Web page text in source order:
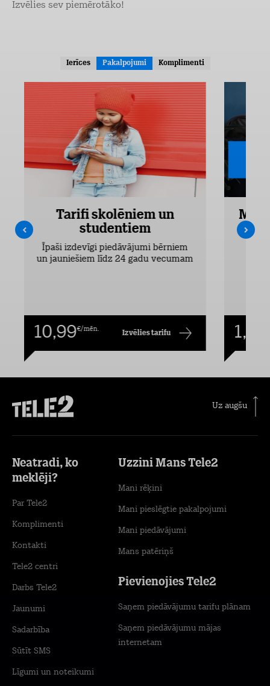
Izvēlies sev piemērotāko!
Ierīces Pakalpojumi Komplimenti
Tarifi skolēniem un
studentiem
Īpaši izdevīgi piedāvājumi bērniem
un jauniešiem līdz 24 gadu vecumam
10,99€/mēn. Izvēlies tarifu 1,00
Uz augšu
Neatradi, ko
meklēji?
Par Tele2
Komplimenti
Kontakti
Tele2 centri
Darbs Tele2
Jaunumi
Sadarbība
Sūtīt SMS
Līgumi un noteikumi
Uzzini Mans Tele2
Mani rēķini
Mani pieslēgtie pakalpojumi
Mani piedāvājumi
Mans patēriņš
Pievienojies Tele2
Saņem piedāvājumu tarifu plānam
Saņem piedāvājumu mājas
internetam